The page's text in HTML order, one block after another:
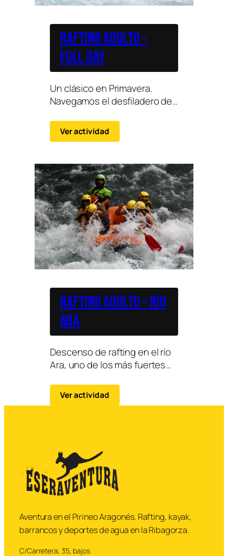
Rafting adulto –
Full Day
Un clásico en Primavera.
Navegamos el desfiladero de
grandes bloques de piedra
conglomerada.
Ver actividad
Rafting Adulto – Río
Ara
Descenso de rafting en el río
Ara, uno de los más fuertes
emblemáticos del Pirineo
aragonés…
Ver actividad
Aventura en el Pirineo Aragonés. Rafting, kayak,
barrancos y deportes de agua en la Ribagorza.
C/Carretera, 35, bajos